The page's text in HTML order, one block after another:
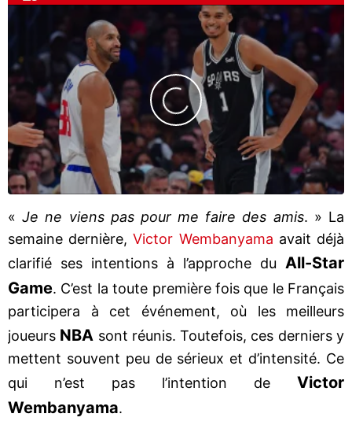
« Je ne viens pas pour me faire des amis. » La
semaine dernière,Victor Wembanyama avait déjà
clarifié ses intentions à l’approche du All-Star
Game. C’est la toute première fois que le Français
participera à cet événement, où les meilleurs
joueurs NBA sont réunis. Toutefois, ces derniers y
mettent souvent peu de sérieux et d’intensité. Ce
qui n’est pas l’intention de Victor
Wembanyama.